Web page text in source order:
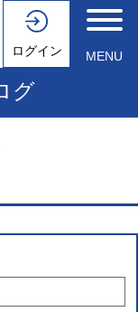
ログイン MENU
グ